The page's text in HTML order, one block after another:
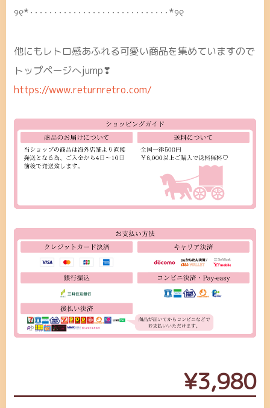
୨୧*･････････････････････････････*୨୧
他にもレトロ感あふれる可愛い商品を集めていますので
トップページへjump❣
https://www.returnretro.com/
¥3,980